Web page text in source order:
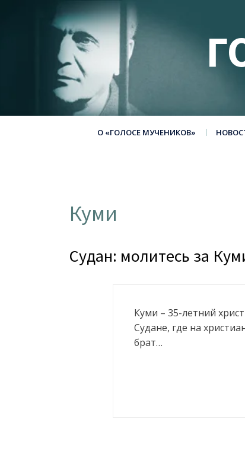
О «ГОЛОСЕ МУЧЕНИКОВ»
Куми
Судан: молитесь за
Куми – 35-летний
Судане, где на
брат…